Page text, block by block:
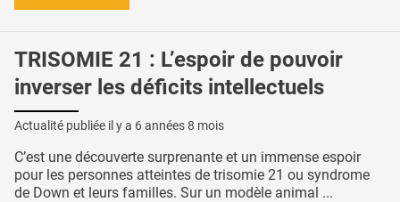
TRISOMIE 21 : L’espoir de pouvoir
inverser les déficits intellectuels
Actualité publiée il y a 6 années 8 mois
C’est une découverte surprenante et un immense espoir
pour les personnes atteintes de trisomie 21 ou syndrome
de Down et leurs familles. Sur un modèle animal ...